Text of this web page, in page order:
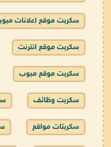
سكربت موقع اعلانات
سكربت موقع انترنت
سكربت موقع مبوب
سكربت وظائف
سكربتات مواقع